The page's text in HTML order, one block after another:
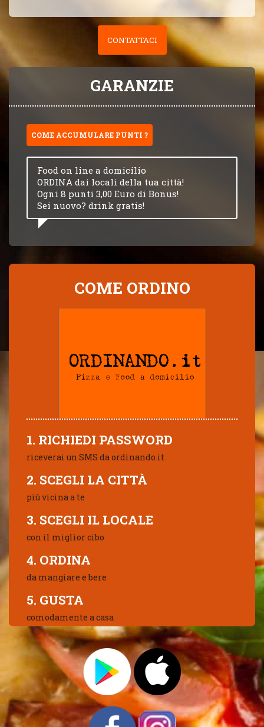
CONTATTACI
GARANZIE
COME ACCUMULARE PUNTI ?
Food on line a domicilio
ORDINA dai locali della tua città!
Ogni 8 punti 3,00 Euro di Bonus!
Sei nuovo? drink gratis!
COME ORDINO
1. RICHIEDI PASSWORD
riceverai un SMS da ordinando.it
2. SCEGLI LA CITTÀ
più vicina a te
3. SCEGLI IL LOCALE
con il miglior cibo
4. ORDINA
da mangiare e bere
5. GUSTA
comodamente a casa